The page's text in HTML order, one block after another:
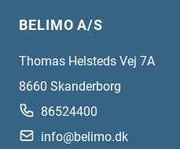
BELIMO A/S
Thomas Helsteds Vej 7A
8660 Skanderborg
86524400
info@belimo.dk